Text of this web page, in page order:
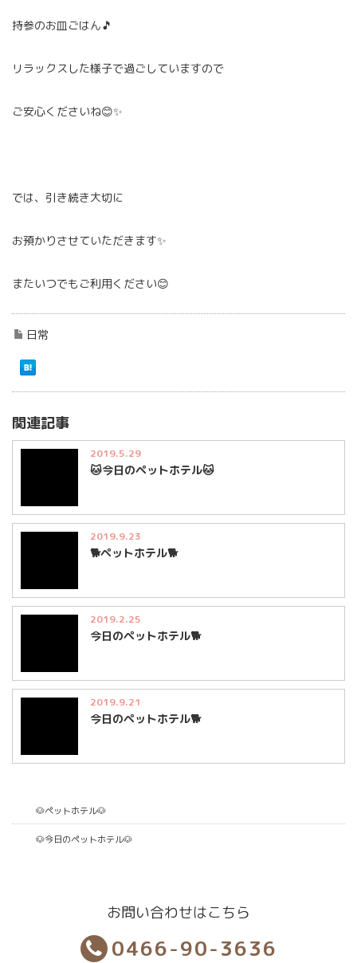
持参のお皿ごはん🎵
リラックスした様子で過ごしていますので
ご安心くださいね😊✨
では、引き続き大切に
お預かりさせていただきます✨
またいつでもご利用ください😊
日常
関連記事
2019.5.29
🐱今日のペットホテル🐱
2019.9.23
🐕ペットホテル🐕
2019.2.25
今日のペットホテル🐕
2019.9.21
今日のペットホテル🐕
🐶ペットホテル🐶
🐶今日のペットホテル🐶
お問い合わせはこちら
0466-90-3636